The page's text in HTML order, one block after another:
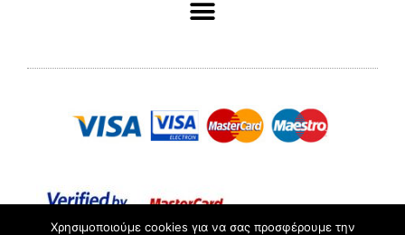
Χρησιμοποιούμε cookies για να σας προσφέρουμε την